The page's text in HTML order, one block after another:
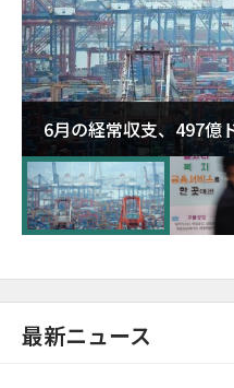
6月の経常収支、497億
が初の1000億ドル突破
最新ニュース